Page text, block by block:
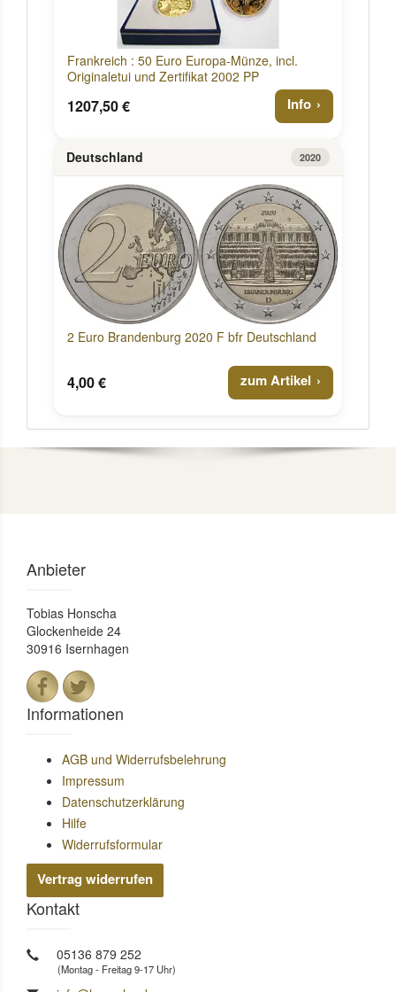
Frankreich : 50 Euro Europa-Münze, incl.
Originaletui und Zertifikat 2002 PP
1207,50 € Info
Deutschland 2020
2 Euro Brandenburg 2020 F bfr Deutschland
4,00 € zum Artikel
Anbieter
Tobias Honscha
Glockenheide 24
30916 Isernhagen
Informationen
AGB und Widerrufsbelehrung
Impressum
Datenschutzerklärung
Hilfe
Widerrufsformular
Vertrag widerrufen
Kontakt
05136 879 252
(Montag - Freitag 9-17 Uhr)